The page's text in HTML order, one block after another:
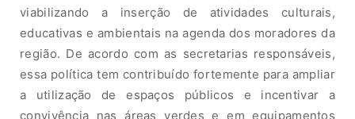
viabilizando a inserção de atividades culturais,
educativas eambientais naagenda dos moradoresda
região. De acordo com as secretarias responsáveis,
essa políticatem contribuído fortemente para ampliar
a utilizaçãode espaços públicos e incentivar a
convivência nas áreas verdes e em equipamentos